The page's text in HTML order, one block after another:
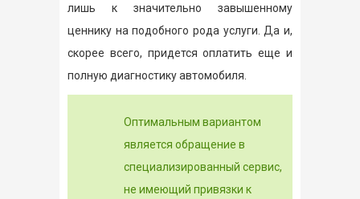
лишь к значительно завышенному
ценнику на подобного рода услуги. Да и,
скорее всего, придется оплатить еще и
полную диагностику автомобиля.
Оптимальным вариантом
является обращение в
специализированный сервис,
не имеющий привязки к